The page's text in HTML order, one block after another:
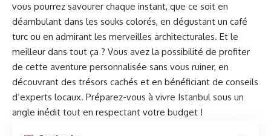
vous pourrez savourer chaque instant, que ce soit en
déambulant dans les souks colorés, en dégustant un café
turc ou en admirant les merveilles architecturales. Et le
meilleur dans tout ça ? Vous avez la possibilité de profiter
de cette aventure personnalisée sans vous ruiner, en
découvrant des trésors cachés et en bénéficiant de conseils
d’experts locaux. Préparez-vous à vivre Istanbul sous un
angle inédit tout en respectant votre budget !